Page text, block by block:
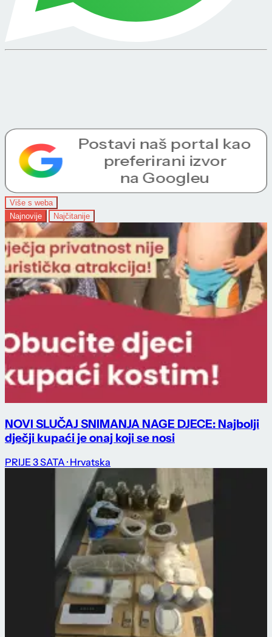
Više s weba
Najnovije
Najčitanije
NOVI SLUČAJ SNIMANJA NAGE DJECE: Najbolji
dječji kupaći je onaj koji se nosi
PRIJE 3 SATA · Hrvatska